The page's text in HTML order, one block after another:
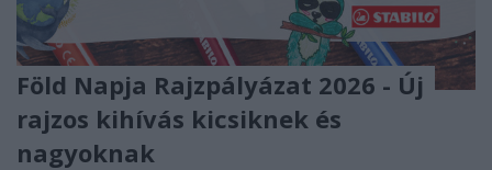
Föld Napja Rajzpályázat 2026 - Új
rajzos kihívás kicsiknek és
nagyoknak